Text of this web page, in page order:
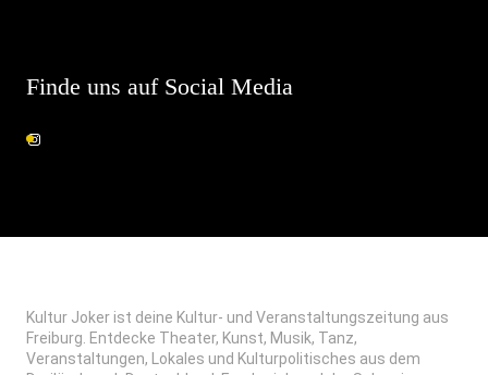
Finde uns auf Social Media
Kultur Joker ist deine Kultur- und Veranstaltungszeitung aus
Freiburg. Entdecke Theater, Kunst, Musik, Tanz,
Veranstaltungen, Lokales und Kulturpolitisches aus dem